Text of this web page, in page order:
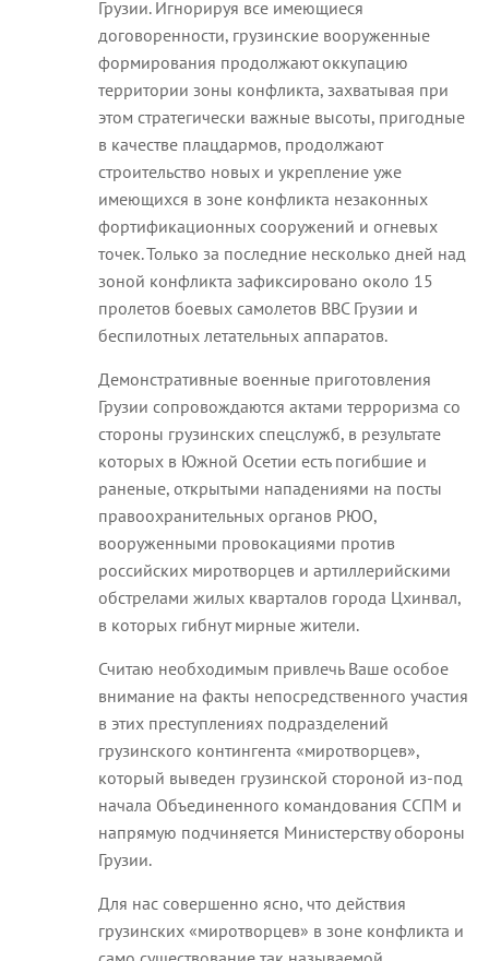
Грузии. Игнорируя все имеющиеся
договоренности, грузинские вооруженные
формирования продолжают оккупацию
территории зоны конфликта, захватывая при
этом стратегически важные высоты, пригодные
в качестве плацдармов, продолжают
строительство новых и укрепление уже
имеющихся в зоне конфликта незаконных
фортификационных сооружений и огневых
точек. Только за последние несколько дней над
зоной конфликта зафиксировано около 15
пролетов боевых самолетов ВВС Грузии и
беспилотных летательных аппаратов.
Демонстративные военные приготовления
Грузии сопровождаются актами терроризма со
стороны грузинских спецслужб, в результате
которых в Южной Осетии есть погибшие и
раненые, открытыми нападениями на посты
правоохранительных органов РЮО,
вооруженными провокациями против
российских миротворцев и артиллерийскими
обстрелами жилых кварталов города Цхинвал,
в которых гибнут мирные жители.
Считаю необходимым привлечь Ваше особое
внимание на факты непосредственного участия
в этих преступлениях подразделений
грузинского контингента «миротворцев»,
который выведен грузинской стороной из-под
начала Объединенного командования ССПМ и
напрямую подчиняется Министерству обороны
Грузии.
Для нас совершенно ясно, что действия
грузинских «миротворцев» в зоне конфликта и